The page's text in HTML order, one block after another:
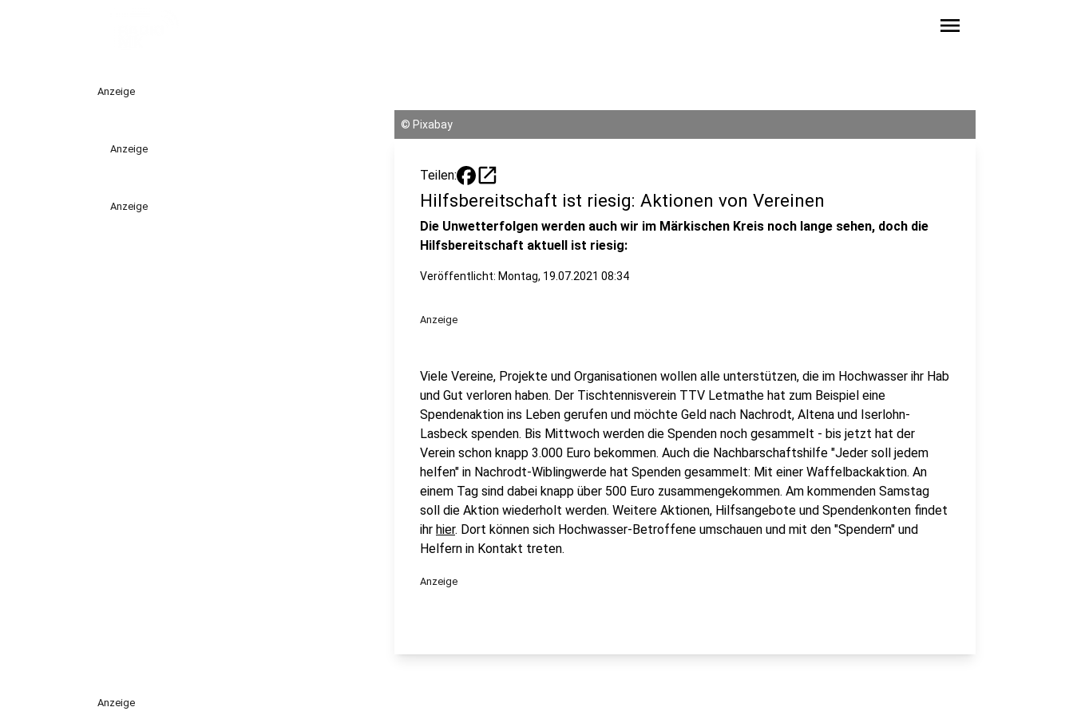
menu
Anzeige
Anzeige
Anzeige
© Pixabay
Teilen: open_in_new
Hilfsbereitschaft ist riesig: Aktionen von Vereinen
Die Unwetterfolgen werden auch wir im Märkischen Kreis noch lange sehen, doch die
Hilfsbereitschaft aktuell ist riesig:
Veröffentlicht: Montag, 19.07.2021 08:34
Anzeige
Viele Vereine, Projekte und Organisationen wollen alle unterstützen, die im Hochwasser ihr Hab
und Gut verloren haben. Der Tischtennisverein TTV Letmathe hat zum Beispiel eine
Spendenaktion ins Leben gerufen und möchte Geld nach Nachrodt, Altena und Iserlohn-
Lasbeck spenden. Bis Mittwoch werden die Spenden noch gesammelt - bis jetzt hat der
Verein schon knapp 3.000 Euro bekommen. Auch die Nachbarschaftshilfe "Jeder soll jedem
helfen" in Nachrodt-Wiblingwerde hat Spenden gesammelt: Mit einer Waffelbackaktion. An
einem Tag sind dabei knapp über 500 Euro zusammengekommen. Am kommenden Samstag
soll die Aktion wiederholt werden. Weitere Aktionen, Hilfsangebote und Spendenkonten findet
ihr hier. Dort können sich Hochwasser-Betroffene umschauen und mit den "Spendern" und
Helfern in Kontakt treten.
Anzeige
Anzeige